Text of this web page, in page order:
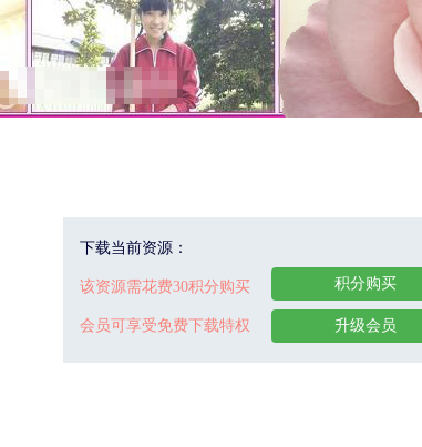
下载当前资源：
该资源需花费30积分购买
会员可享受免费下载特权
积分购买
升级会员